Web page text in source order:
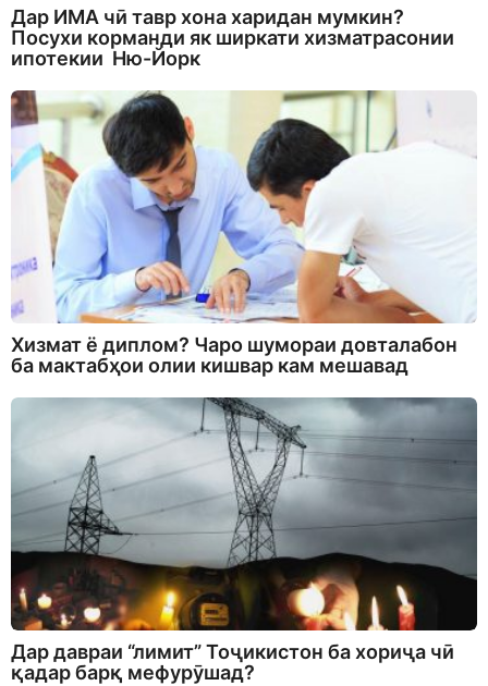
Дар ИМА чӣ тавр хона харидан мумкин?
Посухи корманди як ширкати хизматрасонии
ипотекии Ню-Йорк
Хизмат ё диплом? Чаро шумораи довталабон
ба мактабҳои олии кишвар кам мешавад
Дар давраи “лимит” Тоҷикистон ба хориҷа чӣ
қадар барқ мефурӯшад?